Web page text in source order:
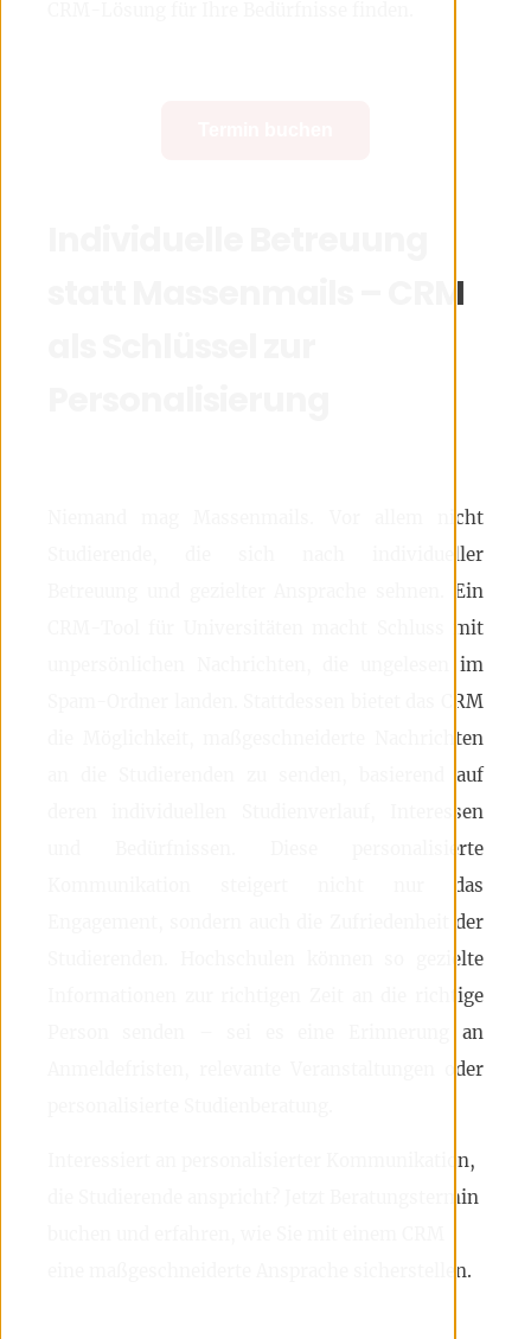
statt Massenmails – CRM
Niemand mag Massenmails. Vor allem nicht
Studierende, die sich nach individueller
Betreuung und gezielter Ansprache sehnen. Ein
CRM-Tool für Universitäten macht Schluss mit
unpersönlichen Nachrichten, die ungelesen im
Spam-Ordner landen. Stattdessen bietet das CRM
die Möglichkeit, maßgeschneiderte Nachrichten
an die Studierenden zu senden, basierend auf
deren individuellen Studienverlauf, Interessen
und Bedürfnissen. Diese personalisierte
Kommunikation steigert nicht nur das
Engagement, sondern auch die Zufriedenheit der
Studierenden. Hochschulen können so gezielte
Informationen zur richtigen Zeit an die richtige
Person senden – sei es eine Erinnerung an
Anmeldefristen, relevante Veranstaltungen oder
Interessiert an personalisierter Kommunikation,
die Studierende anspricht? Jetzt Beratungstermin
eine maßgeschneiderte Ansprache sicherstellen.